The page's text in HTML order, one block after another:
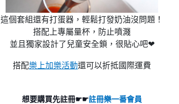
這個套組還有打蛋器，輕鬆打發奶油沒問題！
搭配上專屬量杯，防止噴濺
並且獨家設計了兒童安全鎖，很貼心吧❤
搭配樂上加樂活動還可以折抵國際運費
想要購買先註冊☛☛註冊樂一番會員